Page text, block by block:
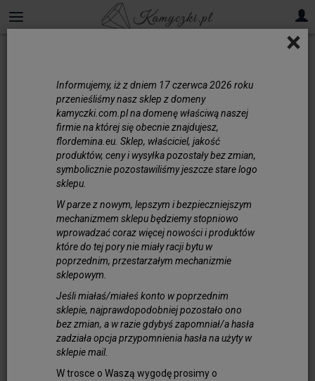
×
Informujemy, iż z dniem 17 czerwca 2026 roku
przenieśliśmy nasz sklep z domeny
kamyczki.com.pl na domenę właściwą naszej
firmie na której się obecnie znajdujesz,
flordemina.eu. Sklep, właściciel, jakość
produktów, ceny i wysyłka pozostały bez zmian,
symbolicznie pozostawiliśmy jeszcze stare logo
sklepu.
W parze z nowym, lepszym i bezpieczniejszym
mechanizmem sklepu będziemy stopniowo
wprowadzać coraz więcej nowości i produktów
które do tej pory nie miały racji bytu w
poprzednim, przestarzałym mechanizmie
sklepowym.
Jeśli miałaś/miałeś konto w poprzednim
sklepie, najprawdopodobniej pozostało ono
bez zmian, a w razie gdybyś zapomniał/a hasła
zadziała opcja przypomnienia hasła na użyty w
sklepie mail.
W trosce o Waszą wygodę prosimy o
Tanzanit kamień
tworzenia biżuterii
Tanzanit to wyjątkowy kamień szlachetny,
ceniony przez jubilerów i miłośników
biżuterii na całym świecie. Wyróżnia się
fiolety, która w zależności od kąta padania
światła ujawnia subtelne zmiany odcieni. W
naszej ofercie znajdziesz wysokiej jakości
tanzanit w różnorodnych kształtach. Jego
właściwości pozwalają na tworzenie
Tanzanit kamień dostępny w naszym
sklepie doskonale sprawdza się w
projektach naszyjników - zarówno
pojedynczych, jak i wielosplotowych. Równie
dobrze prezentuje się w modnych